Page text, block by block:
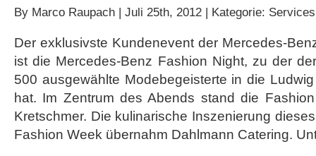
By Marco Raupach | Juli 25th, 2012 | Kategorie: Services
Der exklusivste Kundenevent der Mercedes-
ist die Mercedes-Benz Fashion Night, zu der
500 ausgewählte Modebegeisterte in die
hat. Im Zentrum des Abends stand die
Kretschmer. Die kulinarische Inszenierung
Fashion Week übernahm Dahlmann Catering.